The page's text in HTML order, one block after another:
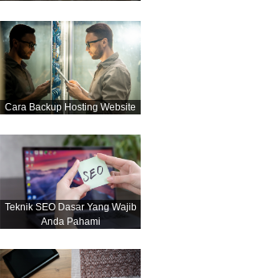
Cara Backup Hosting Website
Teknik SEO Dasar Yang Wajib
Anda Pahami